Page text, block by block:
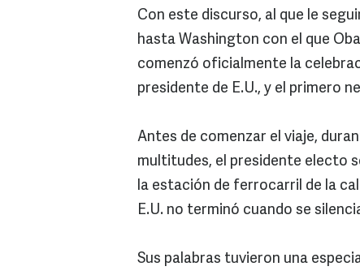
Con este discurso, al que le
hasta Washington con el que
comenzó oficialmente la
presidente de E.U., y el primero
Antes de comenzar el viaje,
multitudes, el presidente electo
la estación de ferrocarril de la
E.U. no terminó cuando se
Sus palabras tuvieron una